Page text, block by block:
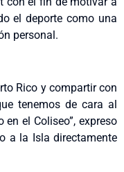
el deporte como una
personal.
Rico y compartir con
tenemos de cara al
el Coliseo”, expreso
a la Isla directamente